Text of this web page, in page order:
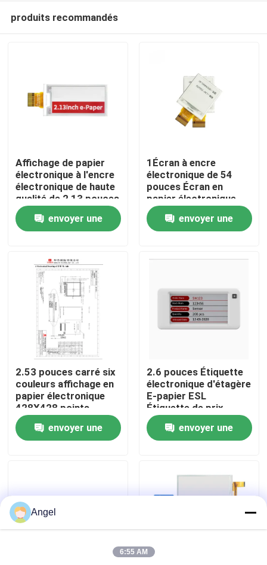
Maison
Vidéos
Exposition de VR
Au sujet de nous
Visite d'usine
Demandez une citation
Affichage d'affichage à cristaux liquides TFT
produits recommandés
Affichage de papier
électronique à l'encre
électronique de haute
qualité de 2,13 pouces
en rouge noir et blanc
pour l'étiquette de
l'étagère
envoyer une
1Écran à encre
électronique de 54
pouces Écran en
papier électronique
avec NFC applicable et
résolution 144x200
envoyer une
2.53 pouces carré six
couleurs affichage en
papier électronique
428X428 points
interface MCU
envoyer une
2.6 pouces Étiquette
électronique d'étagère
E-papier ESL
Étiquette de prix
Étiquette de prix
numérique pour le
supermarché
envoyer une
Angel
6:55 AM